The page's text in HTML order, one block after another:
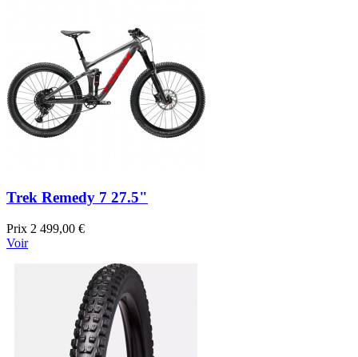
Trek Remedy 7 27.5"
Prix 2 499,00 €
Voir